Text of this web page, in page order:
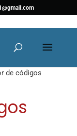
de códigos